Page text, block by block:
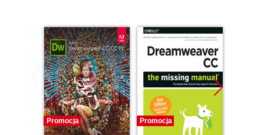
Promocja Promocja